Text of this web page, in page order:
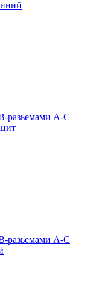
разьемами A-C
разьемами A-C